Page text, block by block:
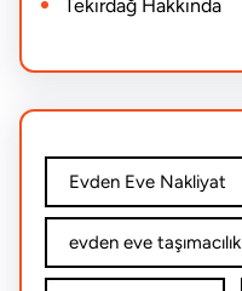
Tekirdağ Hakkında
Evden Eve Nakliyat
evden eve taşımacılık